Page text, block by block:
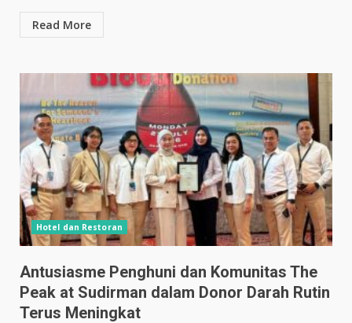
Read More
Hotel dan Restoran
Antusiasme Penghuni dan Komunitas The
Peak at Sudirman dalam Donor Darah Rutin
Terus Meningkat